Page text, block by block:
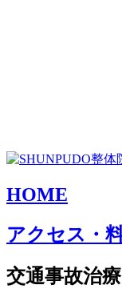
HOME
アクセス・
交通事故治